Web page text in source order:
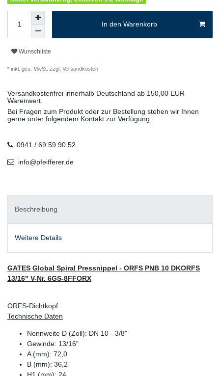
In den Warenkorb
Wunschliste
* inkl. ges. MwSt. zzgl. Versandkosten
Versandkostenfrei innerhalb Deutschland ab 150,00 EUR
Warenwert.
Bei Fragen zum Produkt oder zur Bestellung stehen wir Ihnen
gerne unter folgendem Kontakt zur Verfügung:
0941 / 69 59 90 52
info@pfeifferer.de
Beschreibung
Weitere Details
GATES Global Spiral Pressnippel - ORFS PNB 10 DKORFS
13/16" V-Nr. 6GS-8FFORX
ORFS-Dichtkopf.
Technische Daten
Nennweite D (Zoll): DN 10 - 3/8"
Gewinde: 13/16"
A (mm): 72,0
B (mm): 36,2
H1 (mm): 24